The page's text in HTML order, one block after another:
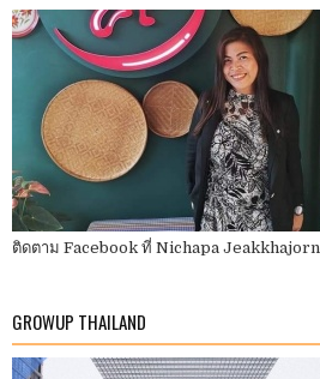
ติดตาม Facebook ที่ Nichapa Jeakkhajorn
GROWUP THAILAND